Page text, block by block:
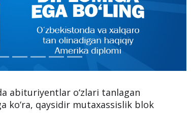
abituriyentlar o‘zlari tanlagan
ko‘ra, qaysidir mutaxassislik blok